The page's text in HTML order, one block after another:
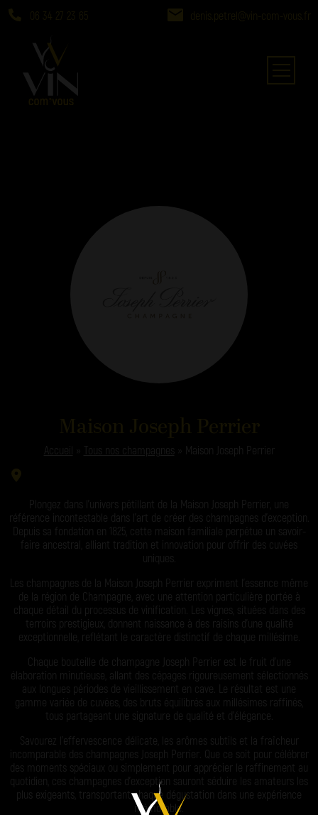
Accueil Tous nos champagnes Maison Joseph Perrier
Plongez dans l’univers pétillant de la Maison Joseph Perrier, une
référence incontestable dans l’art de créer des champagnes d’exception.
Depuis sa fondation en 1825, cette maison familiale perpétue un savoir-
faire ancestral, alliant tradition et innovation pour offrir des cuvées
uniques.
Les champagnes de la Maison Joseph Perrier expriment l’essence même
de la région de Champagne, avec une attention particulière portée à
chaque détail du processus de vinification. Les vignes, situées dans des
terroirs prestigieux, donnent naissance à des raisins d’une qualité
exceptionnelle, reflétant le caractère distinctif de chaque millésime.
Chaque bouteille de champagne Joseph Perrier est le fruit d’une
élaboration minutieuse, allant des cépages rigoureusement sélectionnés
aux longues périodes de vieillissement en cave. Le résultat est une
gamme variée de cuvées, des bruts équilibrés aux millésimes raffinés,
tous partageant une signature de qualité et d’élégance.
Savourez l’effervescence délicate, les arômes subtils et la fraîcheur
incomparable des champagnes Joseph Perrier. Que ce soit pour célébrer
des moments spéciaux ou simplement pour apprécier le raffinement au
quotidien, ces champagnes d’exception sauront séduire les amateurs les
plus exigeants, transportant chaque dégustation dans une expérience
mémorable.